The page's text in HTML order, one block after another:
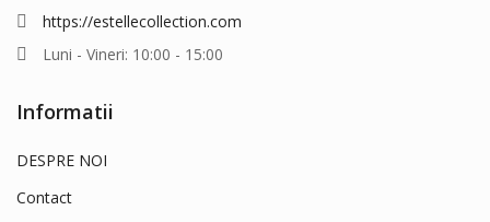
https://estellecollection.com
Luni - Vineri: 10:00 - 15:00
Informatii
DESPRE NOI
Contact